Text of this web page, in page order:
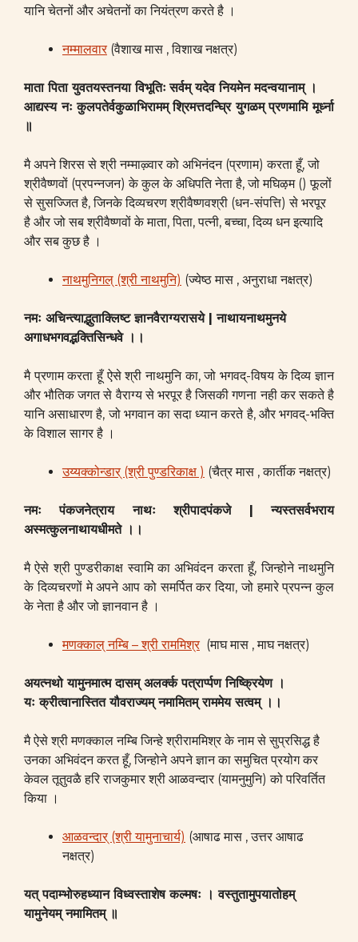
यानि चेतनों और अचेतनों का नियंत्रण करते है ।
नम्मालवार(वैशाख मास , विशाख नक्षत्र)
माता पिता युवतयस्तनया विभूतिः सर्वम् यदेव नियमेन मदन्वयानाम् ।
आद्यस्य नः कुलपतेर्वकुळाभिरामम् श्रिमत्तदन्घ्रि युगळम् प्रणमामि मूर्ध्ना
॥
मै अपने शिरस से श्री नम्माऴ्वार को अभिनंदन (प्रणाम) करता हूँ, जो
श्रीवैष्णवों (प्रपन्नजन) के कुल के अधिपति नेता है, जो मघिऴम () फूलों
से सुसज्जित है, जिनके दिव्यचरण श्रीवैष्णवश्री (धन-संपत्ति) से भरपूर
है और जो सब श्रीवैष्णवों के माता, पिता, पत्नी, बच्चा, दिव्य धन इत्यादि
और सब कुछ है ।
नाथमुनिगल् (श्री नाथमुनि) (ज्येष्ठ मास , अनुराधा नक्षत्र)
नमः अचिन्त्याद्भुताक्लिष्ट ज्ञानवैराग्यरासये |नाथायनाथमुनये
अगाधभगवद्भक्तिसिन्धवे । ।
मै प्रणाम करता हूँ ऐसे श्री नाथमुनि का, जो भगवद्-विषय के दिव्य ज्ञान
और भौतिक जगत से वैराग्य से भरपूर है जिसकी गणना नही कर सकते है
यानि असाधारण है, जो भगवान का सदा ध्यान करते है, और भगवद्-भक्ति
के विशाल सागर है ।
उय्यक्कोन्डार् (श्री पुण्डरिकाक्ष ) (चैत्र मास , कार्तीक नक्षत्र)
नमः पंकजनेत्राय नाथः श्रीपादपंकजे |न्यस्तसर्वभराय
अस्मत्कुलनाथायधीमते । ।
मै ऐसे श्री पुण्डरीकाक्ष स्वामि का अभिवंदन करता हूँ, जिन्होने नाथमुनि
के दिव्यचरणों मे अपने आप को समर्पित कर दिया, जो हमारे प्रपन्न कुल
के नेता है और जो ज्ञानवान है ।
मणक्काल् नम्बि – श्री राममिश्र(माघ मास , माघ नक्षत्र)
अयत्नथो यामुनमात्म दासम् अलर्क्क पत्रार्प्पण निष्क्रियेण ।
यः क्रीत्वानास्तित यौवराज्यम् नमामितम् राममेय सत्वम् । ।
मै ऐसे श्री मणक्काल नम्बि जिन्हे श्रीराममिश्र के नाम से सुप्रसिद्ध है
उनका अभिवंदन करत हूँ, जिन्होने अपने ज्ञान का समुचित प्रयोग कर
केवल तूतुवळै हरि राजकुमार श्री आळवन्दार (यामनुमुनि) को परिवर्तित
किया ।
आळवन्दार् (श्री यामुनाचार्य) (आषाढ मास , उत्तर आषाढ
नक्षत्र)
यत् पदाम्भोरुहध्यान विध्वस्ताशेष कल्मषः ।वस्तुतामुपयातोहम्
यामुनेयम् नमामितम् ॥